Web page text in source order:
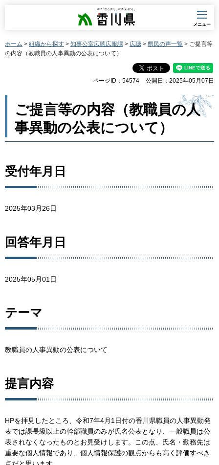
香川県
メニュー
ホーム > 組織から探す > 知事公室広聴広報課 > 広聴 > 県民の声一覧 > ご提言等
の内容（教職員の人事異動の公表について）
ページID：54574 公開日：2025年05月07日
ご提言等の内容（教職員の人
事異動の公表について）
受付年月日
2025年03月26日
回答年月日
2025年05月01日
テーマ
教職員の人事異動の公表について
提言内容
HPを拝見したところ、令和7年4月1日付の香川県職員の人事異動発
表では課長級以上の幹部職員のみが氏名公表となり、一般職員は公
表されなくなったものとお見受けします。この点、氏名・勤務先は
重要な個人情報であり、個人情報保護の観点からも高く評価すべき
点だと思います。